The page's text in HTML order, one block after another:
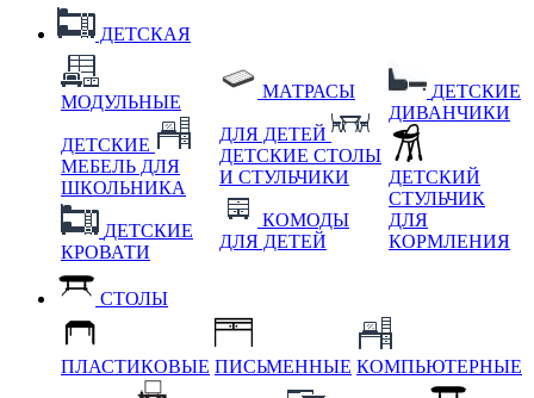
ДЕТСКАЯ
МОДУЛЬНЫЕ
ДЕТСКИЕ
МЕБЕЛЬ ДЛЯ
ШКОЛЬНИКА
ДЕТСКИЕ
КРОВАТИ
МАТРАСЫ
ДЛЯ ДЕТЕЙ
ДЕТСКИЕ СТОЛЫ
И СТУЛЬЧИКИ
КОМОДЫ
ДЛЯ ДЕТЕЙ
ДЕТСКИЕ
ДИВАНЧИКИ
ДЕТСКИЙ
СТУЛЬЧИК
ДЛЯ
КОРМЛЕНИЯ
СТОЛЫ
ПЛАСТИКОВЫЕ ПИСЬМЕННЫЕ КОМПЬЮТЕРНЫЕ